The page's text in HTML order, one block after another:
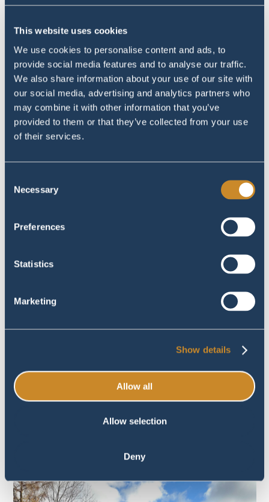
This website uses cookies
We use cookies to personalise content and ads, to
provide social media features and to analyse our traffic.
We also share information about your use of our site with
our social media, advertising and analytics partners who
may combine it with other information that you’ve
provided to them or that they’ve collected from your use
of their services.
Selection
Necessary
Preferences
Statistics
Marketing
Show details
Allow all
Allow selection
Deny